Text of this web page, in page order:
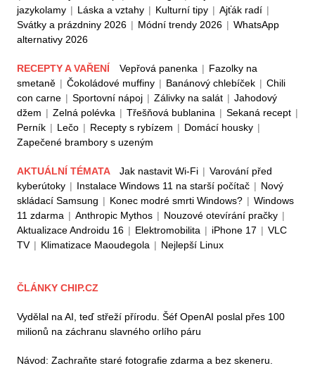
jazykolamy | Láska a vztahy | Kulturní tipy | Ajťák radí |
Svátky a prázdniny 2026 | Módní trendy 2026 | WhatsApp
alternativy 2026
RECEPTY A VAŘENÍ Vepřová panenka | Fazolky na
smetaně | Čokoládové muffiny | Banánový chlebíček | Chili
con carne | Sportovní nápoj | Zálivky na salát | Jahodový
džem | Zelná polévka | Třešňová bublanina | Sekaná recept |
Perník | Lečo | Recepty s rybízem | Domácí housky |
Zapečené brambory s uzeným
AKTUÁLNÍ TÉMATA Jak nastavit Wi-Fi | Varování před
kyberútoky | Instalace Windows 11 na starší počítač | Nový
skládací Samsung | Konec modré smrti Windows? | Windows
11 zdarma | Anthropic Mythos | Nouzové otevírání pračky |
Aktualizace Androidu 16 | Elektromobilita | iPhone 17 | VLC
TV | Klimatizace Maoudegola | Nejlepší Linux
ČLÁNKY CHIP.CZ
Vydělal na AI, teď střeží přírodu. Šéf OpenAI poslal přes 100
milionů na záchranu slavného orlího páru
Návod: Zachraňte staré fotografie zdarma a bez skeneru.